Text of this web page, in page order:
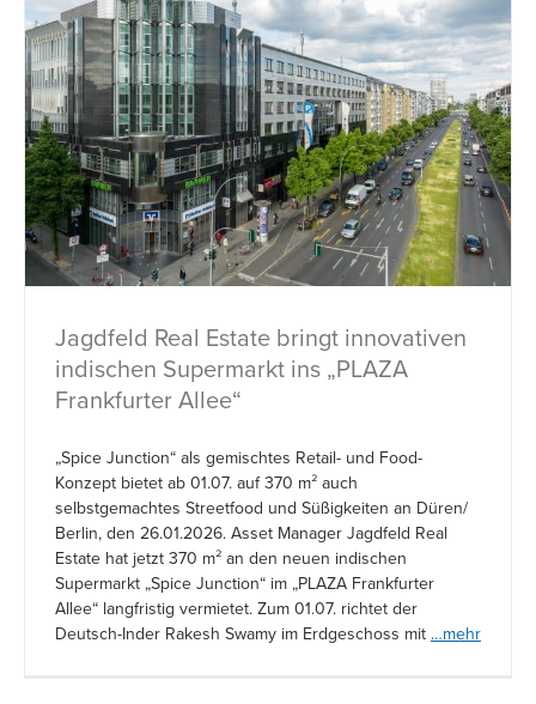
Jagdfeld Real Estate bringt innovativen
indischen Supermarkt ins „PLAZA
Frankfurter Allee“
„Spice Junction“ als gemischtes Retail- und Food-
Konzept bietet ab 01.07. auf 370 m² auch
selbstgemachtes Streetfood und Süßigkeiten an Düren/
Berlin, den 26.01.2026. Asset Manager Jagdfeld Real
Estate hat jetzt 370 m² an den neuen indischen
Supermarkt „Spice Junction“ im „PLAZA Frankfurter
Allee“ langfristig vermietet. Zum 01.07. richtet der
Deutsch-Inder Rakesh Swamy im Erdgeschoss mit …mehr